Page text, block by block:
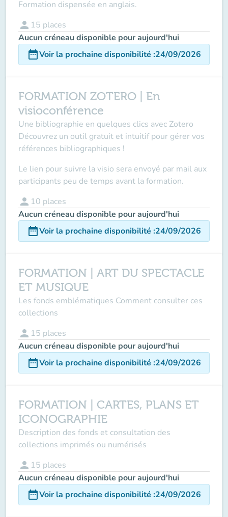
Formation dispensée en anglais.
person 15 places
Aucun créneau disponible pour aujourd'hui
date_rangeVoir la prochaine disponibilité :24/09/2026
FORMATION ZOTERO | En
visioconférence
Une bibliographie en quelques clics avec Zotero
Découvrez un outil gratuit et intuitif pour gérer vos
références bibliographiques !
Le lien pour suivre la visio sera envoyé par mail aux
participants peu de temps avant la formation.
person 10 places
Aucun créneau disponible pour aujourd'hui
date_rangeVoir la prochaine disponibilité :24/09/2026
FORMATION | ART DU SPECTACLE
ET MUSIQUE
Les fonds emblématiques Comment consulter ces
collections
person 15 places
Aucun créneau disponible pour aujourd'hui
date_rangeVoir la prochaine disponibilité :24/09/2026
FORMATION | CARTES, PLANS ET
ICONOGRAPHIE
Description des fonds et consultation des
collections imprimés ou numérisés
person 15 places
Aucun créneau disponible pour aujourd'hui
date_rangeVoir la prochaine disponibilité :24/09/2026